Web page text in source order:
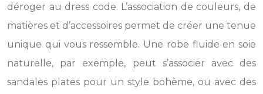
déroger au dress code. L’association de couleurs, de
matières et d’accessoires permet de créer une tenue
unique qui vous ressemble. Une robe fluide en soie
naturelle, par exemple, peut s’associer avec des
sandales plates pour un style bohème, ou avec des